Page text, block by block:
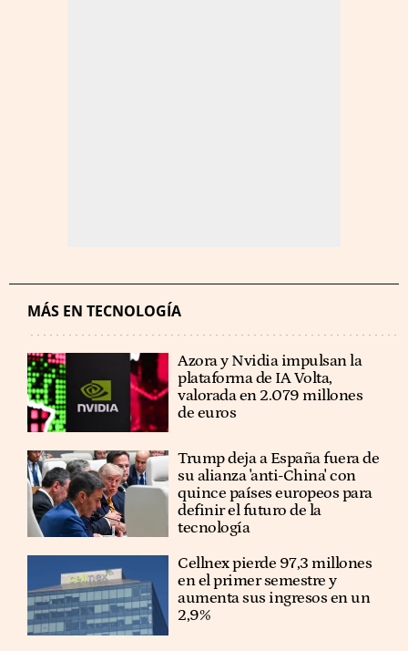
MÁS EN TECNOLOGÍA
Azora y Nvidia impulsan la
plataforma de IA Volta,
valorada en 2.079 millones
de euros
Trump deja a España fuera de
su alianza 'anti-China' con
quince países europeos para
definir el futuro de la
tecnología
Cellnex pierde 97,3 millones
en el primer semestre y
aumenta sus ingresos en un
2,9%